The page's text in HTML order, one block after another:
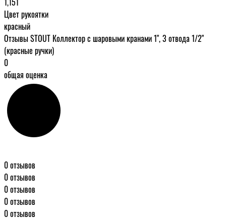
Цвет рукоятки
красный
Отзывы STOUT Коллектор с шаровыми кранами 1", 3 отвода 1/2"
(красные ручки)
0
общая оценка
0 отзывов
0 отзывов
0 отзывов
0 отзывов
0 отзывов